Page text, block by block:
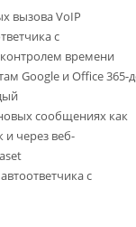
вызова VoIP
с
времени
Google и Office 365-
сообщениях как
и через веб-
с